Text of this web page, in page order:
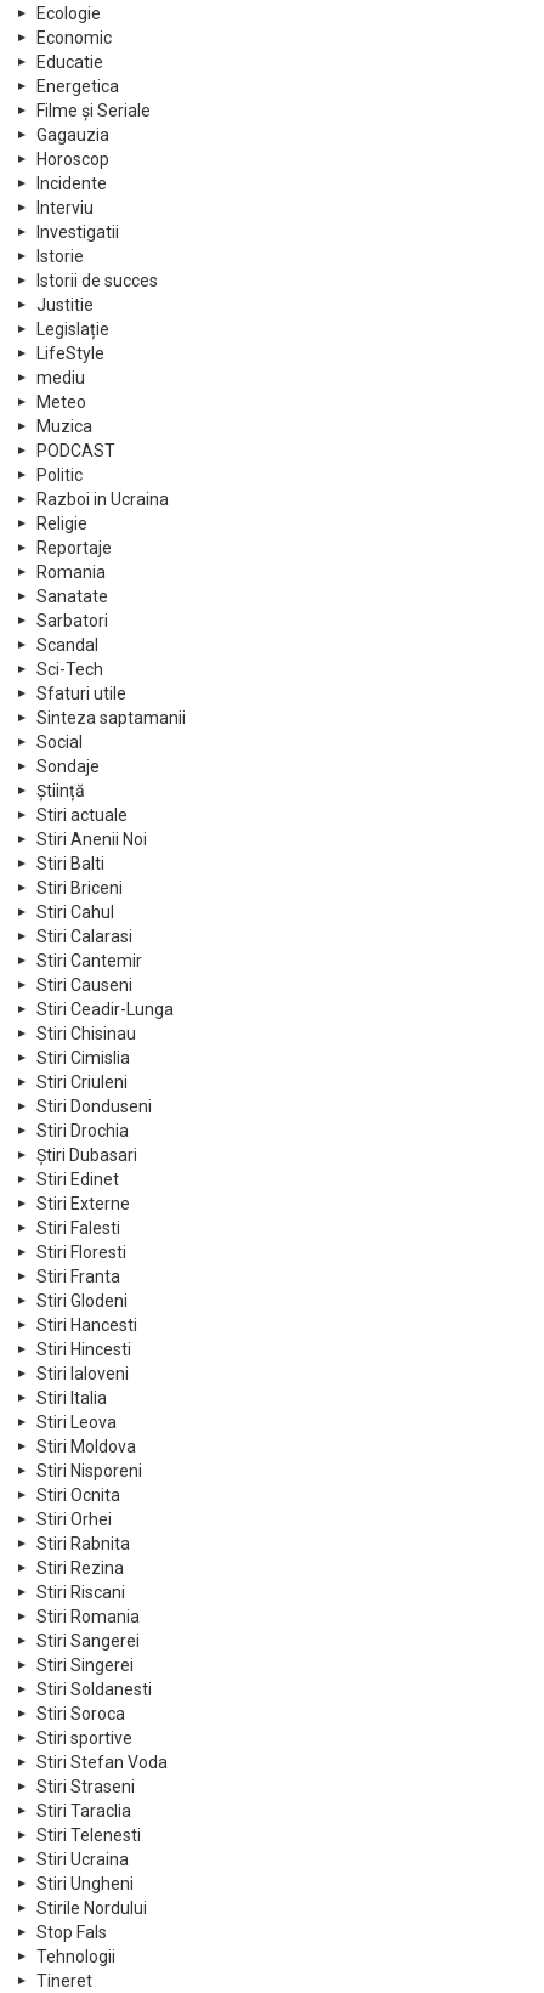
Ecologie
Economic
Educatie
Energetica
Filme și Seriale
Gagauzia
Horoscop
Incidente
Interviu
Investigatii
Istorie
Istorii de succes
Justitie
Legislație
LifeStyle
mediu
Meteo
Muzica
PODCAST
Politic
Razboi in Ucraina
Religie
Reportaje
Romania
Sanatate
Sarbatori
Scandal
Sci-Tech
Sfaturi utile
Sinteza saptamanii
Social
Sondaje
Știință
Stiri actuale
Stiri Anenii Noi
Stiri Balti
Stiri Briceni
Stiri Cahul
Stiri Calarasi
Stiri Cantemir
Stiri Causeni
Stiri Ceadir-Lunga
Stiri Chisinau
Stiri Cimislia
Stiri Criuleni
Stiri Donduseni
Stiri Drochia
Știri Dubasari
Stiri Edinet
Stiri Externe
Stiri Falesti
Stiri Floresti
Stiri Franta
Stiri Glodeni
Stiri Hancesti
Stiri Hincesti
Stiri Ialoveni
Stiri Italia
Stiri Leova
Stiri Moldova
Stiri Nisporeni
Stiri Ocnita
Stiri Orhei
Stiri Rabnita
Stiri Rezina
Stiri Riscani
Stiri Romania
Stiri Sangerei
Stiri Singerei
Stiri Soldanesti
Stiri Soroca
Stiri sportive
Stiri Stefan Voda
Stiri Straseni
Stiri Taraclia
Stiri Telenesti
Stiri Ucraina
Stiri Ungheni
Stirile Nordului
Stop Fals
Tehnologii
Tineret